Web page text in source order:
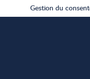
Gestion du